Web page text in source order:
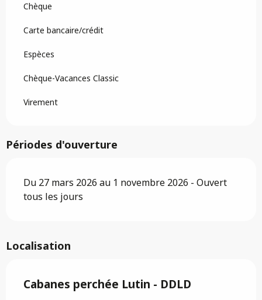
Chèque
Carte bancaire/crédit
Espèces
Chèque-Vacances Classic
Virement
Périodes d'ouverture
Du 27 mars 2026 au 1 novembre 2026 - Ouvert
tous les jours
Localisation
Cabanes perchée Lutin - DDLD